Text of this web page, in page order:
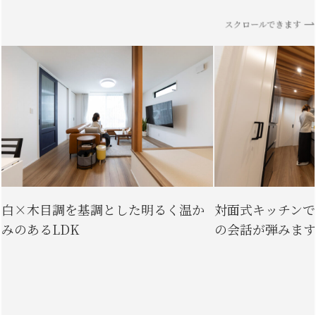
スクロールできます
白×木目調を基調とした明るく温か
みのあるLDK
対面式キッチン
の会話が弾みま